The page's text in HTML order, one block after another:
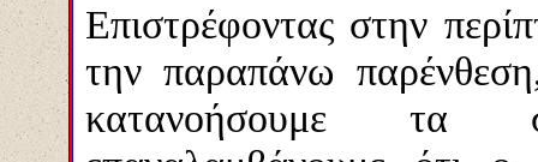
Επιστρέφοντας στην
την παραπάνω
κατανοήσουμε τα